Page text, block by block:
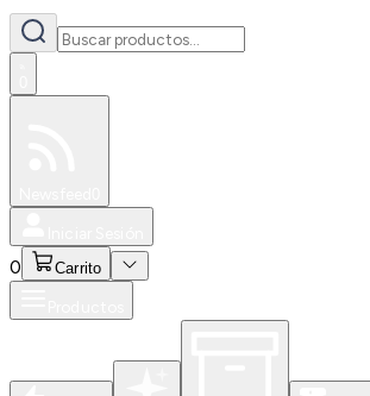
0 Carrito